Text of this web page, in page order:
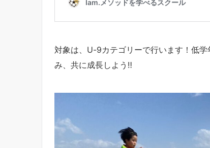
対象は、U-9カテゴリーで行います！低
み、共に成長しよう‼︎